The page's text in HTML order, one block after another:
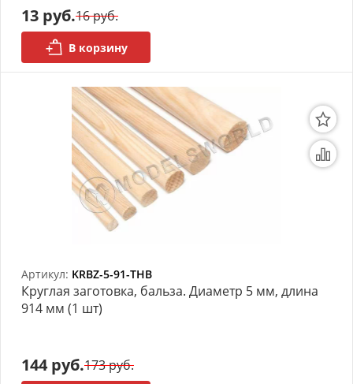
13 руб.16 руб.
В корзину
Артикул: KRBZ-5-91-THB
Круглая заготовка, бальза. Диаметр 5 мм, длина
914 мм (1 шт)
144 руб.173 руб.